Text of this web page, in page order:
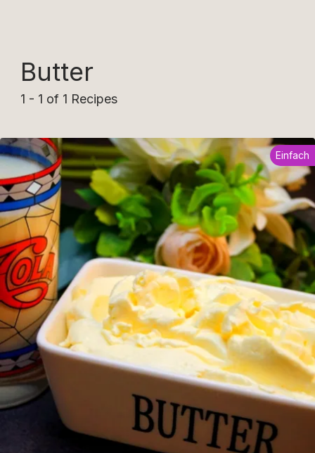
Butter
1 - 1 of 1 Recipes
Einfach